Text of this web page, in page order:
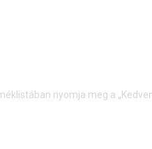
nyomja meg a